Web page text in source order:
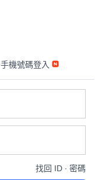
手機號碼登入
找回 ID ∙ 密碼